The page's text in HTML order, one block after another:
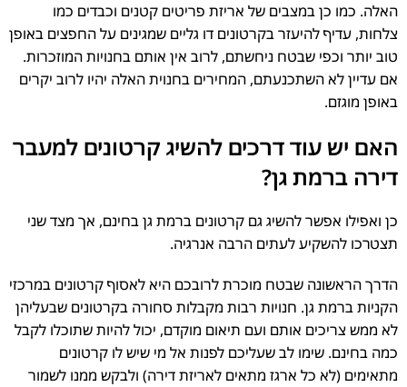
האלה. כמו כן במצבים של אריזת פריטים קטנים וכבדים כמו
צלחות, עדיף להיעזר בקרטונים דו גליים שמגינים על החפצים באופן
טוב יותר וכפי שבטח ניחשתם, לרוב אין אותם בחנויות המוזכרות.
אם עדיין לא השתכנעתם, המחירים בחנוית האלה יהיו לרוב יקרים
באופן מוגזם.
האם יש עוד דרכים להשיג קרטונים למעבר
דירה ברמת גן?
כן ואפילו אפשר להשיג גם קרטונים ברמת גן בחינם, אך מצד שני
תצטרכו להשקיע לעתים הרבה אנרגיה.
הדרך הראשונה שבטח מוכרת לרובכם היא לאסוף קרטונים במרכזי
הקניות ברמת גן. חנויות רבות מקבלות סחורה בקרטונים שבעליהן
לא ממש צריכים אותם ועם תיאום מוקדם, יכול להיות שתוכלו לקבל
כמה בחינם. שימו לב שעליכם לפנות אל מי שיש לו קרטונים
מתאימים (לא כל ארגז מתאים לאריזת דירה) ולבקש ממנו לשמור